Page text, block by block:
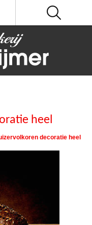
heel
decoratie heel